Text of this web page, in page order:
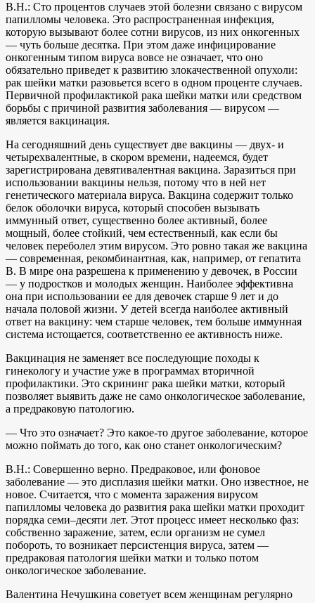
В.Н.: Сто процентов случаев этой болезни связано с вирусом
папилломы человека. Это распространенная инфекция,
которую вызывают более сотни вирусов, из них онкогенных
— чуть больше десятка. При этом даже инфицирование
онкогенным типом вируса вовсе не означает, что оно
обязательно приведет к развитию злокачественной опухоли:
рак шейки матки разовьется всего в одном проценте случаев.
Первичной профилактикой рака шейки матки или средством
борьбы с причиной развития заболевания — вирусом —
является вакцинация.
На сегодняшний день существует две вакцины — двух- и
четырехвалентные, в скором времени, надеемся, будет
зарегистрирована девятивалентная вакцина. Заразиться при
использовании вакцины нельзя, потому что в ней нет
генетического материала вируса. Вакцина содержит только
белок оболочки вируса, который способен вызывать
иммунный ответ, существенно более активный, более
мощный, более стойкий, чем естественный, как если бы
человек переболел этим вирусом. Это ровно такая же вакцина
— современная, рекомбинантная, как, например, от гепатита
В. В мире она разрешена к применению у девочек, в России
— у подростков и молодых женщин. Наиболее эффективна
она при использовании ее для девочек старше 9 лет и до
начала половой жизни. У детей всегда наиболее активный
ответ на вакцину: чем старше человек, тем больше иммунная
система истощается, соответственно ее активность ниже.
Вакцинация не заменяет все последующие походы к
гинекологу и участие уже в программах вторичной
профилактики. Это скрининг рака шейки матки, который
позволяет выявить даже не само онкологическое заболевание,
а предраковую патологию.
— Что это означает? Это какое-то другое заболевание, которое
можно поймать до того, как оно станет онкологическим?
В.Н.: Совершенно верно. Предраковое, или фоновое
заболевание — это дисплазия шейки матки. Оно известное, не
новое. Считается, что с момента заражения вирусом
папилломы человека до развития рака шейки матки проходит
порядка семи–десяти лет. Этот процесс имеет несколько фаз:
собственно заражение, затем, если организм не сумел
побороть, то возникает персистенция вируса, затем —
предраковая патология шейки матки и только потом
онкологическое заболевание.
Валентина Нечушкина советует всем женщинам регулярно